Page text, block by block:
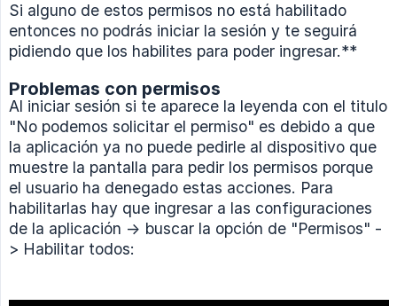
Si alguno de estos permisos no está habilitado
entonces no podrás iniciar la sesión y te seguirá
pidiendo que los habilites para poder ingresar.**
Problemas con permisos
Al iniciar sesión si te aparece la leyenda con el titulo
"No podemos solicitar el permiso" es debido a que
la aplicación ya no puede pedirle al dispositivo que
muestre la pantalla para pedir los permisos porque
el usuario ha denegado estas acciones. Para
habilitarlas hay que ingresar a las configuraciones
de la aplicación -> buscar la opción de "Permisos" -
> Habilitar todos: